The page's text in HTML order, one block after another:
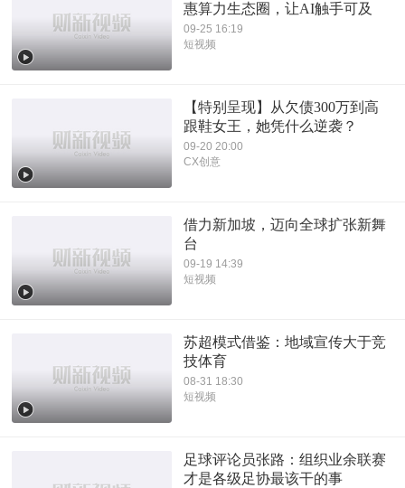
惠算力生态圈，让AI触手可及
09-25 16:19
短视频
【特别呈现】从欠债300万到高
跟鞋女王，她凭什么逆袭？
09-20 20:00
CX创意
借力新加坡，迈向全球扩张新舞
台
09-19 14:39
短视频
苏超模式借鉴：地域宣传大于竞
技体育
08-31 18:30
短视频
足球评论员张路：组织业余联赛
才是各级足协最该干的事